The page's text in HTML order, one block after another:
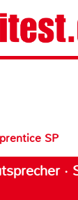
SP
·